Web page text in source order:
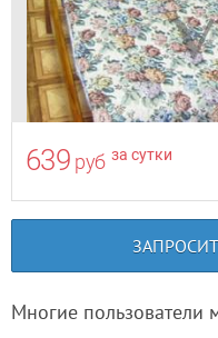
639 руб за сутки
Многие пользователи